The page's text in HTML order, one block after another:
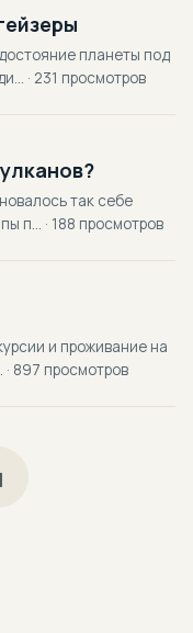
планеты под
· 231 просмотров
так себе
п... · 188 просмотров
и проживание на
897 просмотров